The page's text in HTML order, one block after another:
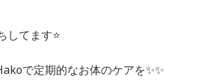
してます⭐️
で定期的なお体のケアを✨✨